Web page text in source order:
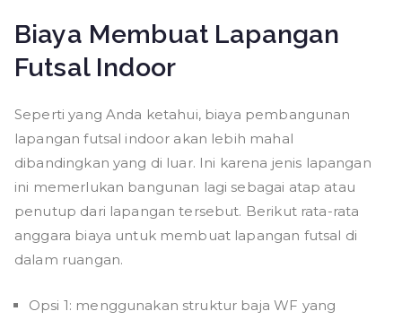
Biaya Membuat Lapangan
Futsal Indoor
Seperti yang Anda ketahui, biaya pembangunan
lapangan futsal indoor akan lebih mahal
dibandingkan yang di luar. Ini karena jenis lapangan
ini memerlukan bangunan lagi sebagai atap atau
penutup dari lapangan tersebut. Berikut rata-rata
anggara biaya untuk membuat lapangan futsal di
dalam ruangan.
Opsi 1: menggunakan struktur baja WF yang